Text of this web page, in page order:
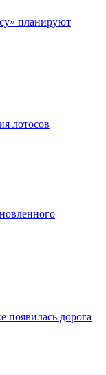
планируют
лотосов
появилась дорога